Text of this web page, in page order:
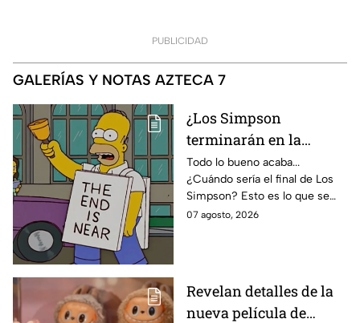
PUBLICIDAD
GALERÍAS Y NOTAS AZTECA 7
¿Los Simpson
terminarán en la
temporada 40? Actriz
de Bart Simpson da
IMPACTANTE
declaración
Todo lo bueno acaba...
¿Cuándo sería el final de Los
Simpson? Esto es lo que se
sabe:
07 agosto, 2026
Revelan detalles de la
nueva película de